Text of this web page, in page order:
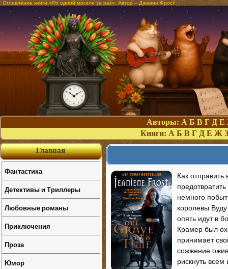
Оглавление книги «По одной могиле за раз». Автор – Джанин Фрост
Авторы: А Б В Г Д Е
Книги: А Б В Г Д Е Ж З
Как
немного
королевы
опять идут в
Крамер был
принимает
сожжение
рискнуть
Главная
Фантастика
Детективы и Триллеры
Любовные романы
Приключения
Проза
Юмор